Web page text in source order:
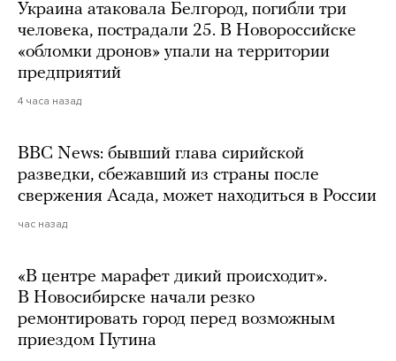
Украина атаковала Белгород, погибли три
человека, пострадали 25. В Новороссийске
«обломки дронов» упали на территории
предприятий
4 часа назад
BBC News: бывший глава сирийской
разведки, сбежавший из страны после
свержения Асада, может находиться в России
час назад
«В центре марафет дикий происходит».
В Новосибирске начали резко
ремонтировать город перед возможным
приездом Путина